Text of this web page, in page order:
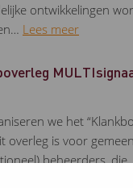
ontwikkelingen
Lees meer
we het
overleg is voor
beheerders,